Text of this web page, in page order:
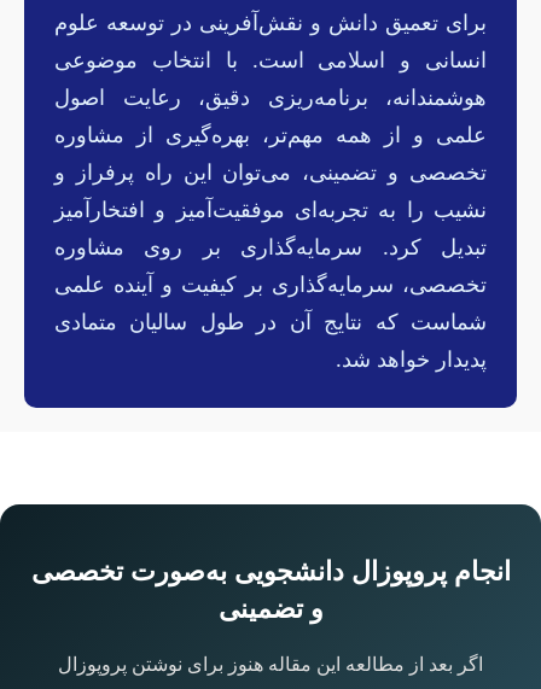
برای تعمیق دانش و نقش‌آفرینی در توسعه علوم
انسانی و اسلامی است. با انتخاب موضوعی
هوشمندانه، برنامه‌ریزی دقیق، رعایت اصول
علمی و از همه مهم‌تر، بهره‌گیری از مشاوره
تخصصی و تضمینی، می‌توان این راه پرفراز و
نشیب را به تجربه‌ای موفقیت‌آمیز و افتخارآمیز
تبدیل کرد. سرمایه‌گذاری بر روی مشاوره
تخصصی، سرمایه‌گذاری بر کیفیت و آینده علمی
شماست که نتایج آن در طول سالیان متمادی
پدیدار خواهد شد.
انجام پروپوزال دانشجویی به‌صورت تخصصی
و تضمینی
اگر بعد از مطالعه این مقاله هنوز برای نوشتن پروپوزال